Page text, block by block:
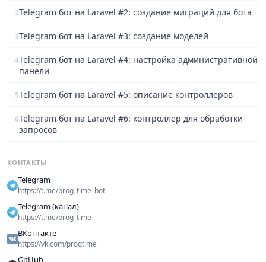
2Telegram бот на Laravel #2: создание миграций для бота
3Telegram бот на Laravel #3: создание моделей
4Telegram бот на Laravel #4: настройка административной
панели
5Telegram бот на Laravel #5: описание контроллеров
6Telegram бот на Laravel #6: контроллер для обработки
запросов
КОНТАКТЫ
Telegram
https://t.me/prog_time_bot
Telegram (канал)
https://t.me/prog_time
ВКонтакте
https://vk.com/progtime
GitHub